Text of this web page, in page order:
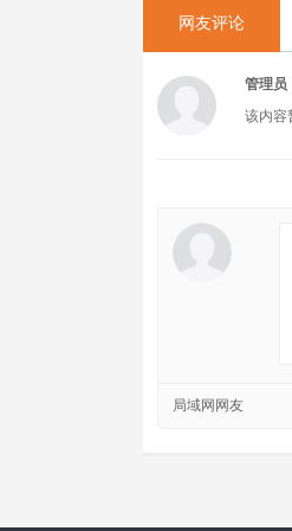
网友评论
管理员
该内容
局域网网友